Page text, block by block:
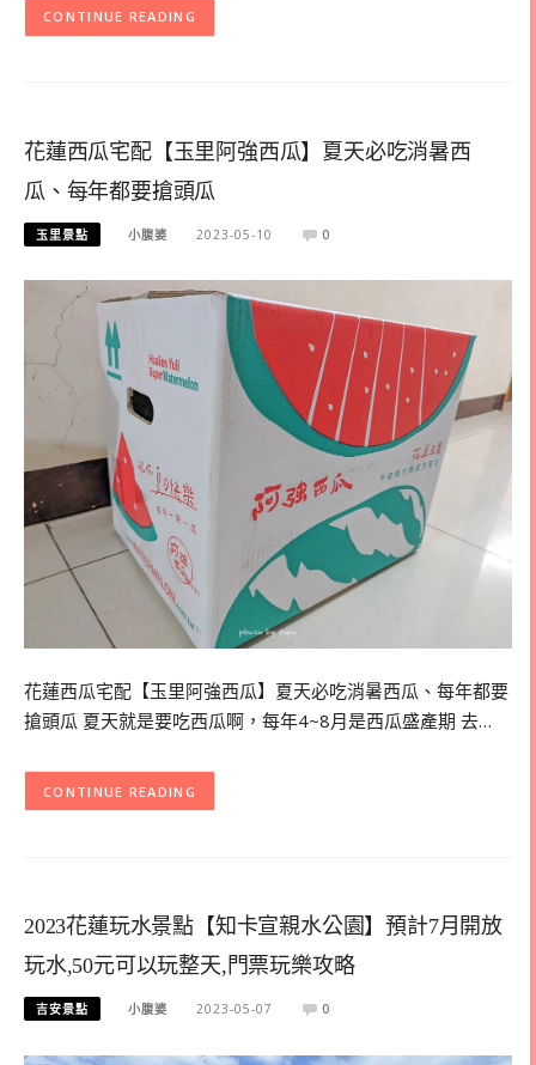
CONTINUE READING
花蓮西瓜宅配【玉里阿強西瓜】夏天必吃消暑西
瓜、每年都要搶頭瓜
玉里景點 小腹婆 2023-05-10 0
花蓮西瓜宅配【玉里阿強西瓜】夏天必吃消暑西瓜、每年都要
搶頭瓜 夏天就是要吃西瓜啊，每年4~8月是西瓜盛產期 去…
CONTINUE READING
2023花蓮玩水景點【知卡宣親水公園】預計7月開放
玩水,50元可以玩整天,門票玩樂攻略
吉安景點 小腹婆 2023-05-07 0